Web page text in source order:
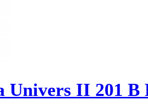
Univers II 201 B